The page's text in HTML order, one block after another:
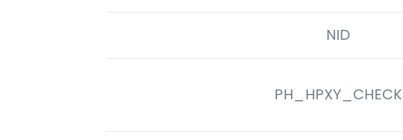
NID
PH_HPXY_CHECK